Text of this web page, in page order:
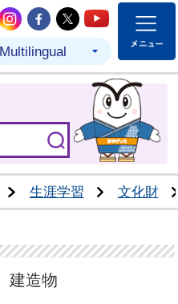
城市公式LINE
結城市公式Instagram
結城市公式
結城市公式
結城市
Multilingual
生涯学習 文化財
建造物